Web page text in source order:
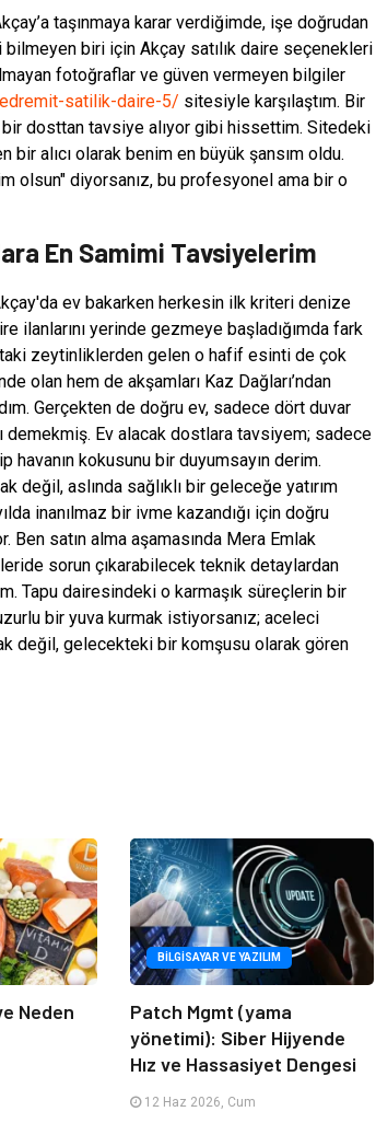
taşınmaya karar verdiğimde, işe doğrudan
biri için Akçay satılık daire seçenekleri
fotoğraflar ve güven vermeyen bilgiler
satilik-daire-5/ sitesiyle karşılaştım. Bir
dosttan tavsiye alıyor gibi hissettim. Sitedeki
bir alıcı olarak benim en büyük şansım oldu.
olsun" diyorsanız, bu profesyonel ama bir o
En Samimi Tavsiyelerim
ev bakarken herkesin ilk kriteri denize
ilanlarını yerinde gezmeye başladığımda fark
zeytinliklerden gelen o hafif esinti de çok
olan hem de akşamları Kaz Dağları’ndan
Gerçekten de doğru ev, sadece dört duvar
demekmiş. Ev alacak dostlara tavsiyem; sadece
kokusunu bir duyumsayın derim.
aslında sağlıklı bir geleceğe yatırım
inanılmaz bir ivme kazandığı için doğru
Ben satın alma aşamasında Mera Emlak
sorun çıkarabilecek teknik detaylardan
Tapu dairesindeki o karmaşık süreçlerin bir
bir yuva kurmak istiyorsanız; aceleci
değil, gelecekteki bir komşusu olarak gören
Neden
BILGISAYAR VE YAZILIM
Patch Mgmt (yama
yönetimi): Siber Hijyende
Hız ve Hassasiyet Dengesi
12 Haz 2026, Cum